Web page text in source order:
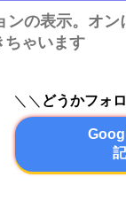
の表示。オン
ゃいます
＼＼ どうかフォ